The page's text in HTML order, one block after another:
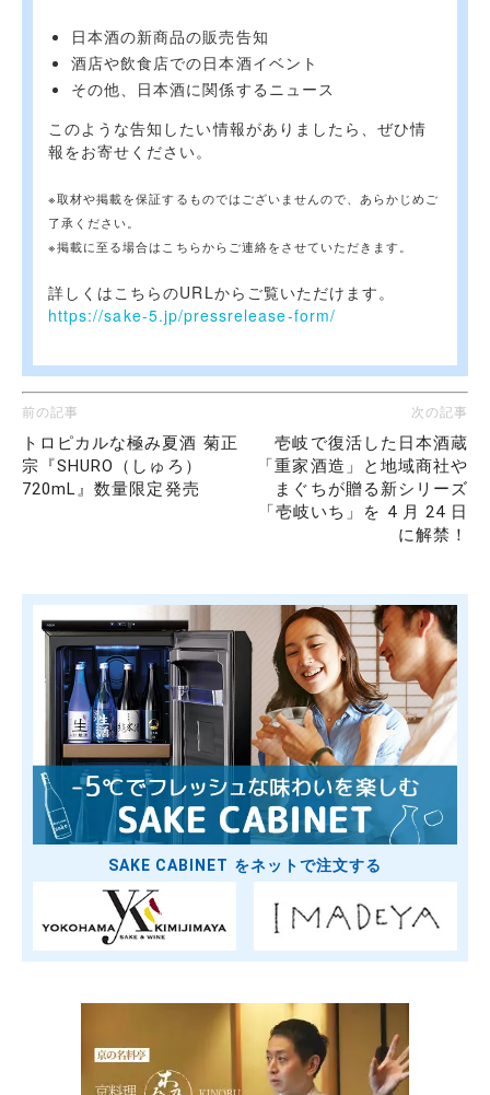
日本酒の新商品の販売告知
酒店や飲食店での日本酒イベント
その他、日本酒に関係するニュース
このような告知したい情報がありましたら、ぜひ情
報をお寄せください。
※取材や掲載を保証するものではございませんので、あらかじめご
了承ください。
※掲載に至る場合はこちらからご連絡をさせていただきます。
詳しくはこちらのURLからご覧いただけます。
https://sake-5.jp/pressrelease-form/
前の記事
トロピカルな極み夏酒 菊正
宗『SHURO（しゅろ）
720mL』数量限定発売
次の記事
壱岐で復活した日本酒蔵
「重家酒造」と地域商社や
まぐちが贈る新シリーズ
「壱岐いち」を 4 月 24 日
に解禁！
SAKE CABINET をネットで注文する